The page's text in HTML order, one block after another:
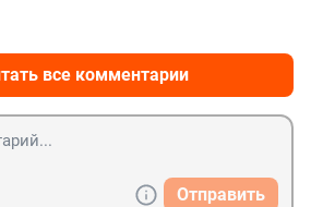
все комментарии
Отправить